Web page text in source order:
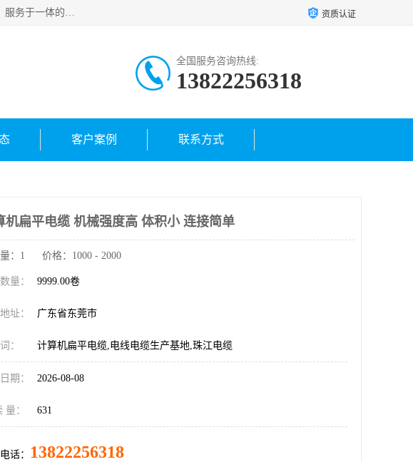
广东广星珠江电缆实业有限公司是一家广东广星珠江电缆厂家主营：广东广星珠江电缆，集线缆研发、生产销售、服务于一体的生产企业。公司自创立以来，确立了“广星珠江电缆，您的一站式采购”的战略发展口号，明确了将广星珠江打造成“线缆产品种类覆盖较广较全、质量较优、服务较好的大型综合性*化生产企业”的发展目标。 资质认证
全国服务咨询热线:
13822256318
客户案例 联系方式
机扁平电缆 机械强度高 体积小 连接简单
：1 价格：1000 - 2000
量： 9999.00卷
址： 广东省东莞市
： 计算机扁平电缆,电线电缆生产基地,珠江电缆
期： 2026-08-08
量： 631
话： 13822256318